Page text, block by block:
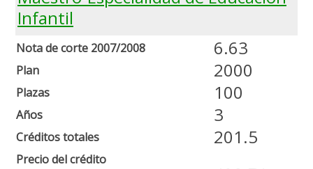
Infantil
Nota de corte 2007/2008
Plan
Plazas
Años
Créditos totales
Precio del crédito
6.63
2000
100
3
201.5